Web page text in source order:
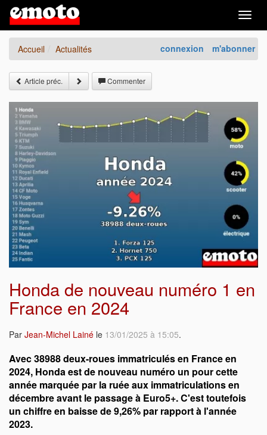
connexion m'abonner
Accueil Actualités
Article préc. Commenter
Honda de nouveau numéro 1 en
France en 2024
Par Jean-Michel Lainé le 13/01/2025 à 15:05.
Avec 38988 deux-roues immatriculés en France en
2024, Honda est de nouveau numéro un pour cette
année marquée par la ruée aux immatriculations en
décembre avant le passage à Euro5+. C'est toutefois
un chiffre en baisse de 9,26% par rapport à l'année
2023.